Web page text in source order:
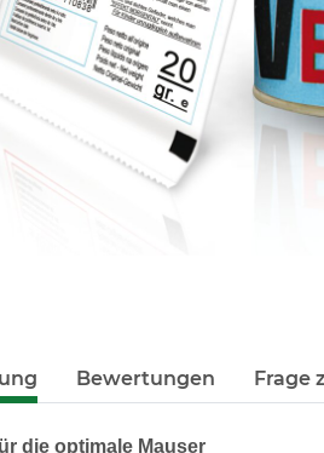
Bewertungen Frage
die optimale Mauser